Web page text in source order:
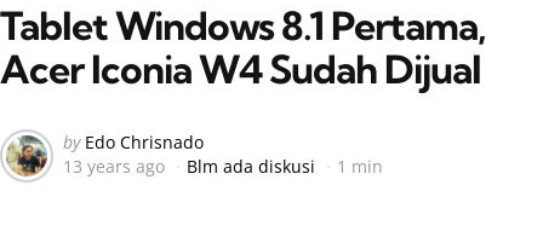
Tablet Windows 8.1 Pertama,
Acer Iconia W4 Sudah Dijual
Posted
by
by Edo Chrisnado
13 years ago
Blm ada diskusi 1 min